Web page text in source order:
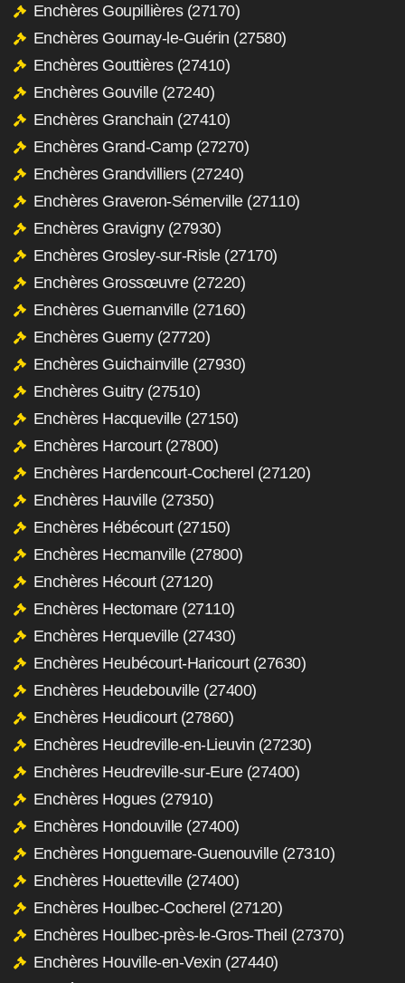
Enchères Goupillières (27170)
Enchères Gournay-le-Guérin (27580)
Enchères Gouttières (27410)
Enchères Gouville (27240)
Enchères Granchain (27410)
Enchères Grand-Camp (27270)
Enchères Grandvilliers (27240)
Enchères Graveron-Sémerville (27110)
Enchères Gravigny (27930)
Enchères Grosley-sur-Risle (27170)
Enchères Grossœuvre (27220)
Enchères Guernanville (27160)
Enchères Guerny (27720)
Enchères Guichainville (27930)
Enchères Guitry (27510)
Enchères Hacqueville (27150)
Enchères Harcourt (27800)
Enchères Hardencourt-Cocherel (27120)
Enchères Hauville (27350)
Enchères Hébécourt (27150)
Enchères Hecmanville (27800)
Enchères Hécourt (27120)
Enchères Hectomare (27110)
Enchères Herqueville (27430)
Enchères Heubécourt-Haricourt (27630)
Enchères Heudebouville (27400)
Enchères Heudicourt (27860)
Enchères Heudreville-en-Lieuvin (27230)
Enchères Heudreville-sur-Eure (27400)
Enchères Hogues (27910)
Enchères Hondouville (27400)
Enchères Honguemare-Guenouville (27310)
Enchères Houetteville (27400)
Enchères Houlbec-Cocherel (27120)
Enchères Houlbec-près-le-Gros-Theil (27370)
Enchères Houville-en-Vexin (27440)